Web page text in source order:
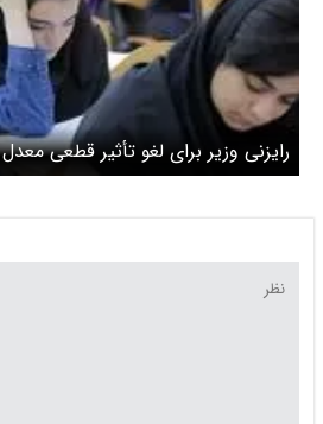
رایزنی وزیر برای لغو تأثیر قطعی